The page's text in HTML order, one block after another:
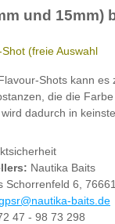
und 15mm)
(freie Auswahl
Shots kann
die die
dadurch in
Nautika Baits
Schorrenfeld 6,
baits.de
47 - 98 73 298